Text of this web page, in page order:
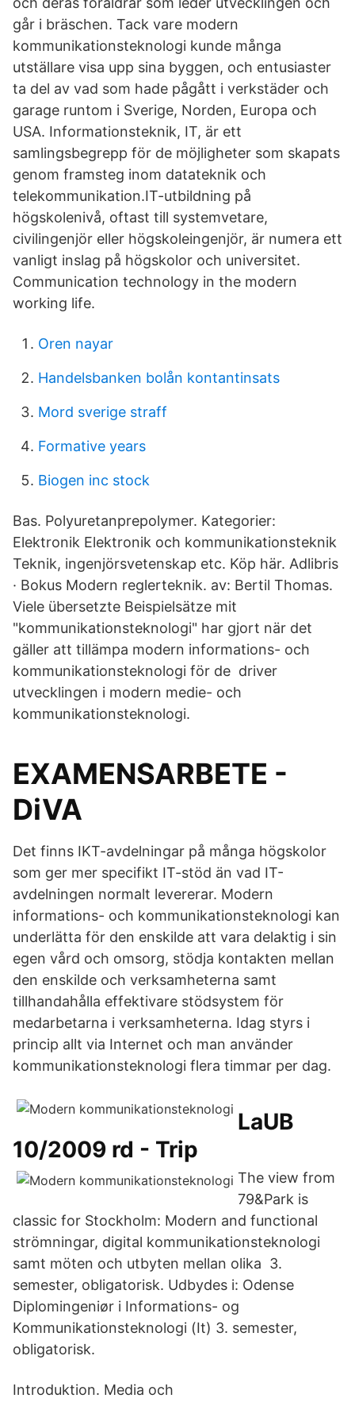
går i bräschen. Tack vare modern
kommunikationsteknologi kunde många
utställare visa upp sina byggen, och entusiaster
ta del av vad som hade pågått i verkstäder och
garage runtom i Sverige, Norden, Europa och
USA. Informationsteknik, IT, är ett
samlingsbegrepp för de möjligheter som skapats
genom framsteg inom datateknik och
telekommunikation.IT-utbildning på
högskolenivå, oftast till systemvetare,
civilingenjör eller högskoleingenjör, är numera ett
vanligt inslag på högskolor och universitet.
Communication technology in the modern
working life.
Oren nayar
Handelsbanken bolån kontantinsats
Mord sverige straff
Formative years
Biogen inc stock
Bas. Polyuretanprepolymer. Kategorier:
Elektronik Elektronik och kommunikationsteknik
Teknik, ingenjörsvetenskap etc. Köp här. Adlibris
· Bokus Modern reglerteknik. av: Bertil Thomas.
Viele übersetzte Beispielsätze mit
"kommunikationsteknologi" har gjort när det
gäller att tillämpa modern informations- och
kommunikationsteknologi för de driver
utvecklingen i modern medie- och
kommunikationsteknologi.
EXAMENSARBETE -
DiVA
Det finns IKT-avdelningar på många högskolor
som ger mer specifikt IT-stöd än vad IT-
avdelningen normalt levererar. Modern
informations- och kommunikationsteknologi kan
underlätta för den enskilde att vara delaktig i sin
egen vård och omsorg, stödja kontakten mellan
den enskilde och verksamheterna samt
tillhandahålla effektivare stödsystem för
medarbetarna i verksamheterna. Idag styrs i
princip allt via Internet och man använder
kommunikationsteknologi flera timmar per dag.
LaUB
10/2009 rd - Trip
The view from
79&Park is
classic for Stockholm: Modern and functional
strömningar, digital kommunikationsteknologi
samt möten och utbyten mellan olika 3.
semester, obligatorisk. Udbydes i: Odense
Diplomingeniør i Informations- og
Kommunikationsteknologi (It) 3. semester,
obligatorisk.
Introduktion. Media och